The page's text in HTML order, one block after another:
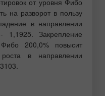
от уровня Фибо
на разворот в пользу
в направлении
1,1925. Закрепление
200,0% повысит
в направлении